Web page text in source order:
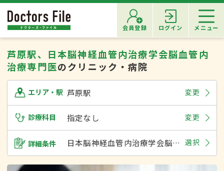
会員登録 ログイン メニュー
芦原駅、日本脳神経血管内治療学会脳血管内
治療専門医のクリニック・病院
エリア・駅 芦原駅 変更
診療科目 指定なし 変更
詳細条件 日本脳神経血管内治療学会脳血管内治療専門医 選択